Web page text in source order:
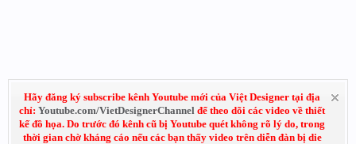
Hãy đăng ký subscribe kênh Youtube mới của Việt Designer tại địa
chỉ: Youtube.com/VietDesignerChannel để theo dõi các video về thiết
kế đồ họa. Do trước đó kênh cũ bị Youtube quét không rõ lý do, trong
thời gian chờ kháng cáo nếu các bạn thấy video trên diễn đàn bị die